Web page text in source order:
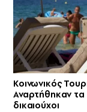
Κοινωνικός
Αναρτήθηκαν τα
δικαιούχοι